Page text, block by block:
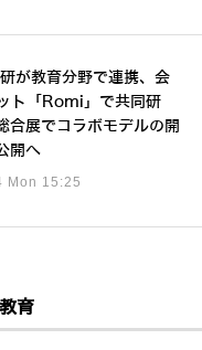
が教育分野で連携、会
ト「Romi」で共同研
展でコラボモデルの開
開へ
Mon 15:25
育